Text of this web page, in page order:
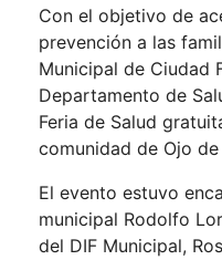
Con el objetivo de
prevención a las
Municipal de Ciudad
Departamento de
Feria de Salud
comunidad de Ojo
El evento estuvo
municipal Rodolfo
del DIF Municipal,